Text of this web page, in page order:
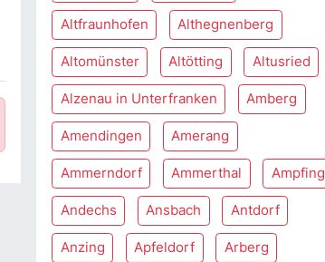
Altfraunhofen Althegnenberg
Altomünster Altötting Altusried
Alzenau in Unterfranken Amberg
Amendingen Amerang
Ammerndorf Ammerthal Ampfing
Andechs Ansbach Antdorf
Anzing Apfeldorf Arberg